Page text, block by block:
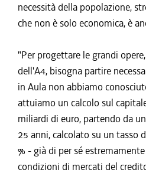
necessità della popolazione,
che non è solo economica, è
"Per progettare le grandi
dell'A4, bisogna partire
in Aula non abbiamo
attuiamo un calcolo sul
miliardi di euro, partendo da
25 anni, calcolato su un tasso
% - già di per sé
condizioni di mercati del